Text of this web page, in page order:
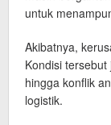
untuk
Akibatnya,
Kondisi
hingga konflik
logistik.